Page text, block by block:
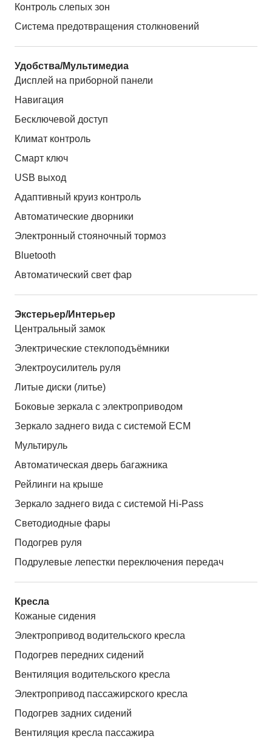
Контроль слепых зон
Система предотвращения столкновений
Удобства/Мультимедиа
Дисплей на приборной панели
Навигация
Бесключевой доступ
Климат контроль
Смарт ключ
USB выход
Адаптивный круиз контроль
Автоматические дворники
Электронный стояночный тормоз
Bluetooth
Автоматический свет фар
Экстерьер/Интерьер
Центральный замок
Электрические стеклоподъёмники
Электроусилитель руля
Литые диски (литье)
Боковые зеркала с электроприводом
Зеркало заднего вида с системой ЕСМ
Мультируль
Автоматическая дверь багажника
Рейлинги на крыше
Зеркало заднего вида с системой Hi-Pass
Светодиодные фары
Подогрев руля
Подрулевые лепестки переключения передач
Кресла
Кожаные сидения
Электропривод водительского кресла
Подогрев передних сидений
Вентиляция водительского кресла
Электропривод пассажирского кресла
Подогрев задних сидений
Вентиляция кресла пассажира